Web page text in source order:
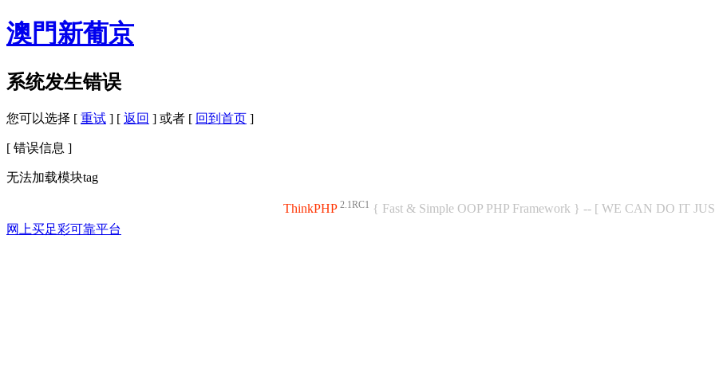
澳門新葡京
系统发生错误
您可以选择 [ 重试 ] [ 返回 ] 或者 [ 回到首页 ]
[ 错误信息 ]
无法加载模块tag
ThinkPHP 2.1RC1 { Fast & Simple OOP PHP Framework } -- [ WE CAN DO IT
网上买足彩可靠平台